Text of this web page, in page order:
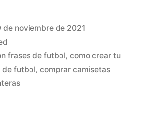
de noviembre de 2021
frases de futbol, como crear tu
de futbol, comprar camisetas